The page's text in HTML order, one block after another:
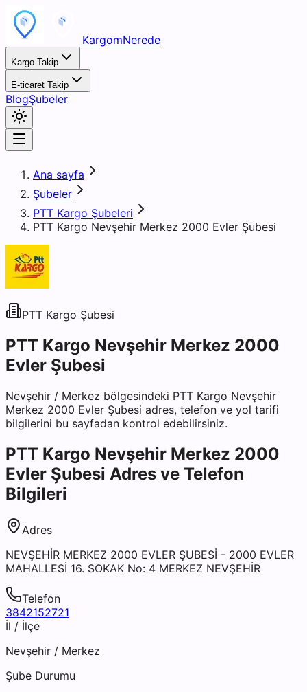
KargomNerede
Kargo Takip
E-ticaret Takip
BlogŞubeler
Ana sayfa
Şubeler
PTT Kargo Şubeleri
PTT Kargo Nevşehir Merkez 2000 Evler Şubesi
PTT Kargo Şubesi
PTT Kargo Nevşehir Merkez 2000
Evler Şubesi
Nevşehir / Merkez bölgesindeki PTT Kargo Nevşehir
Merkez 2000 Evler Şubesi adres, telefon ve yol tarifi
bilgilerini bu sayfadan kontrol edebilirsiniz.
PTT Kargo Nevşehir Merkez 2000
Evler Şubesi Adres ve Telefon
Bilgileri
Adres
NEVŞEHİR MERKEZ 2000 EVLER ŞUBESİ - 2000 EVLER
MAHALLESİ 16. SOKAK No: 4 MERKEZ NEVŞEHİR
Telefon
3842152721
İl / İlçe
Nevşehir / Merkez
Şube Durumu